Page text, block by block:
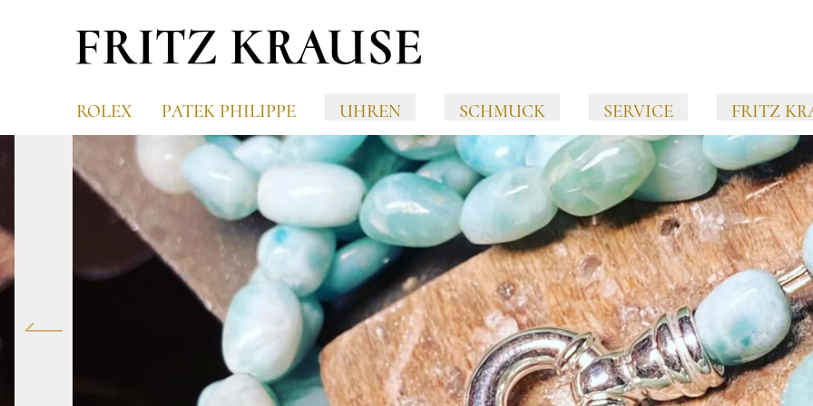
ROLEX PATEK PHILIPPE UHREN SCHMUCK SERVICE FRITZ